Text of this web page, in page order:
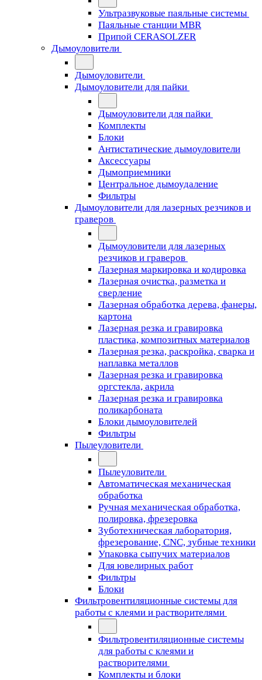
Ультразвуковые паяльные системы
Паяльные станции MBR
Припой CERASOLZER
Дымоуловители
Дымоуловители
Дымоуловители для пайки
Дымоуловители для пайки
Комплекты
Блоки
Антистатические дымоуловители
Аксессуары
Дымоприемники
Центральное дымоудаление
Фильтры
Дымоуловители для лазерных резчиков и
граверов
Дымоуловители для лазерных
резчиков и граверов
Лазерная маркировка и кодировка
Лазерная очистка, разметка и
сверление
Лазерная обработка дерева, фанеры,
картона
Лазерная резка и гравировка
пластика, композитных материалов
Лазерная резка, раскройка, сварка и
наплавка металлов
Лазерная резка и гравировка
оргстекла, акрила
Лазерная резка и гравировка
поликарбоната
Блоки дымоуловителей
Фильтры
Пылеуловители
Пылеуловители
Автоматическая механическая
обработка
Ручная механическая обработка,
полировка, фрезеровка
Зуботехническая лаборатория,
фрезерование, CNC, зубные техники
Упаковка сыпучих материалов
Для ювелирных работ
Фильтры
Блоки
Фильтровентиляционные системы для
работы с клеями и растворителями
Фильтровентиляционные системы
для работы с клеями и
растворителями
Комплекты и блоки